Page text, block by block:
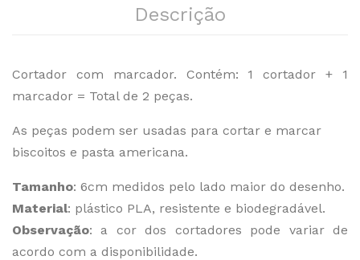
Descrição
Cortador com marcador. Contém: 1 cortador + 1
marcador = Total de 2 peças.
As peças podem ser usadas para cortar e marcar
biscoitos e pasta americana.
Tamanho: 6cm medidos pelo lado maior do desenho.
Material: plástico PLA, resistente e biodegradável.
Observação: a cor dos cortadores pode variar de
acordo com a disponibilidade.